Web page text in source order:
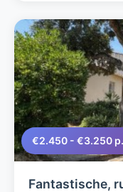
€2.450 - €3.250
Fantastische,